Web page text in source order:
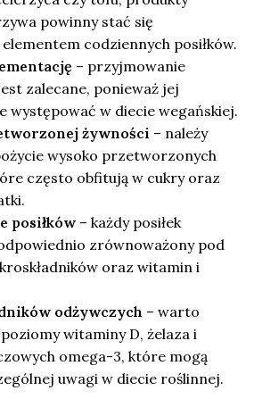
powinny stać się
codziennych posiłków.
– przyjmowanie
zalecane, ponieważ jej
występować w diecie wegańskiej.
żywności – należy
wysoko przetworzonych
często obfitują w cukry oraz
posiłków – każdy posiłek
zrównoważony pod
oraz witamin i
odżywczych – warto
witaminy D, żelaza i
omega-3, które mogą
uwagi w diecie roślinnej.